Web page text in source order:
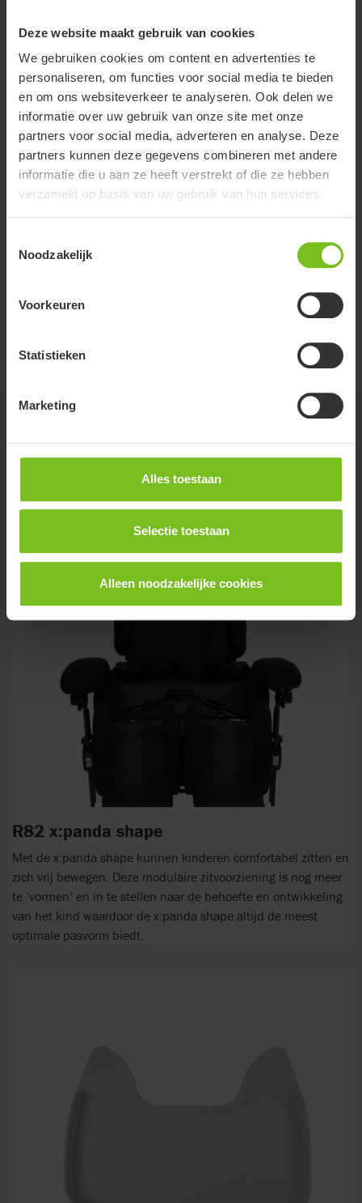
Deze website maakt gebruik van cookies
We gebruiken cookies om content en advertenties te
personaliseren, om functies voor social media te bieden
en om ons websiteverkeer te analyseren. Ook delen we
informatie over uw gebruik van onze site met onze
partners voor social media, adverteren en analyse. Deze
partners kunnen deze gegevens combineren met andere
informatie die u aan ze heeft verstrekt of die ze hebben
verzameld op basis van uw gebruik van hun services.
Noodzakelijk
Voorkeuren
Statistieken
Marketing
Alles toestaan
Selectie toestaan
Alleen noodzakelijke cookies
Wis filter
Montage handleiding
Floor Frame - 9996098200
Montage handleiding
Ontvangstgedeelte voor
bevestigingsstang van de voetenplaat -
Stang voor voetsteun - 9996098202
R82 x:panda shape
Met de x:panda shape kunnen kinderen comfortabel zitten en
zich vrij bewegen. Deze modulaire zitvoorziening is nog meer
te ‘vormen’ en in te stellen naar de behoefte en ontwikkeling
van het kind waardoor de x:panda shape altijd de meest
optimale pasvorm biedt.